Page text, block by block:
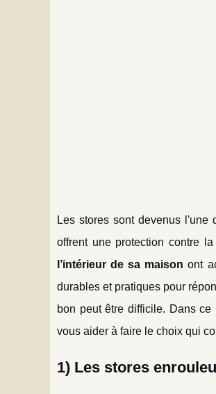
Les stores sont devenus
offrent une protection contre
l’intérieur de sa maison ont
durables et pratiques pour
bon peut être difficile. Dans
vous aider à faire le choix qui
1) Les stores